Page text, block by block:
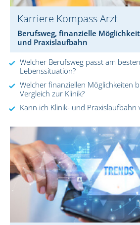
Karriere Kompass Arzt
Berufsweg, finanzielle
und Praxislaufbahn
Welcher Berufsweg passt am
Lebenssituation?
Welcher finanziellen Möglichkeiten
Vergleich zur Klinik?
Kann ich Klinik- und Praxislaufbahn